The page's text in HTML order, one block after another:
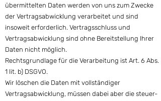
übermittelten Daten werden von uns zum Zwecke
der Vertragsabwicklung verarbeitet und sind
insoweit erforderlich. Vertragsschluss und
Vertragsabwicklung sind ohne Bereitstellung Ihrer
Daten nicht möglich.
Rechtsgrundlage für die Verarbeitung ist Art. 6 Abs.
1 lit. b) DSGVO.
Wir löschen die Daten mit vollständiger
Vertragsabwicklung, müssen dabei aber die steuer-